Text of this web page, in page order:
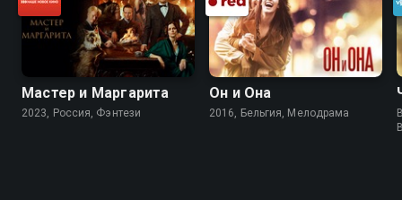
Мастер и Маргарита
2023, Россия, Фэнтези
Он и Она
2016, Бельгия, Мелодрама